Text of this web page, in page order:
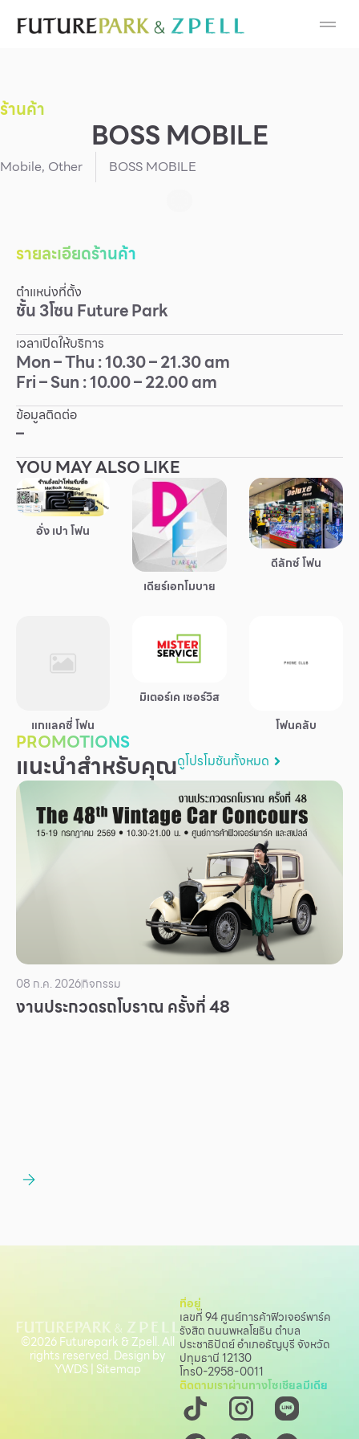
Cosmetic
Fashion
Food
Gold & Jewelry
IT
Mobile
Other
Service
Superstores
บริการ
เพื่อสังคม
ฟิวเจอร์ซิตี้
ร่วมงานกับเรา
สมัครงาน
สิทธิประโยชน์ที่ฟิวเจอร์พาร์ค
ร้านค้า
BOSS MOBILE
Mobile, Other BOSS MOBILE
รายละเอียดร้านค้า
ตำแหน่งที่ตั้ง
ชั้น3โซนFuture Park
เวลาเปิดให้บริการ
Mon – Thu : 10.30 – 21.30 am
Fri – Sun : 10.00 – 22.00 am
ข้อมูลติดต่อ
–
YOU MAY ALSO LIKE
อั่ง เปา โฟน
เดียร์เอกโมบาย
ดีลักซ์ โฟน
แกแลคซี่ โฟน
มิเตอร์เค เซอร์วิส
โฟนคลับ
PROMOTIONS
แนะนำสำหรับคุณดูโปรโมชันทั้งหมด
08 ก.ค. 2026กิจกรรม
งานประกวดรถโบราณ ครั้งที่ 48
ที่อยู่
เลขที่ 94 ศูนย์การค้าฟิวเจอร์พาร์ค
รังสิต ถนนพหลโยธิน ตำบล
ประชาธิปัตย์ อำเภอธัญบุรี จังหวัด
ปทุมธานี 12130
โทร0-2958-0011
ติดตามเราผ่านทางโซเชียลมีเดีย
©2026 Futurepark & Zpell. All
rights reserved. Design by
YWDS| Sitemap